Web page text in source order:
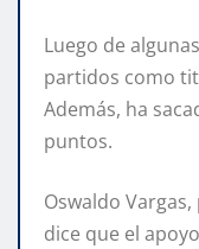
Luego de
partidos como
Además, ha
puntos.
Oswaldo
dice que el